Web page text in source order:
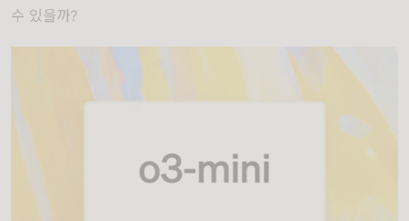
수 있을까?